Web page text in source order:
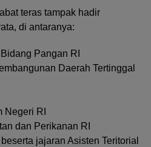
teras tampak hadir
di antaranya:
Pangan RI
Daerah Tertinggal
Negeri RI
dan Perikanan RI
jajaran Asisten Teritorial